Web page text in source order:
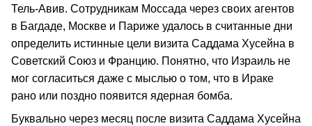
Тель-Авив. Сотрудникам Моссада через своих агентов
в Багдаде, Москве и Париже удалось в считанные дни
определить истинные цели визита Саддама Хусейна в
Советский Союз и Францию. Понятно, что Израиль не
мог согласиться даже с мыслью о том, что в Ираке
рано или поздно появится ядерная бомба.
Буквально через месяц после визита Саддама Хусейна